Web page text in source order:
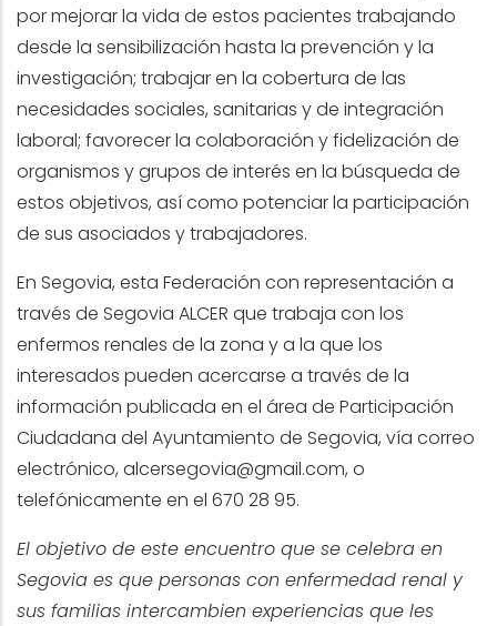
por mejorar la vida de estos pacientes trabajando
desde la sensibilización hasta la prevención y la
investigación; trabajar en la cobertura de las
necesidades sociales, sanitarias y de integración
laboral; favorecer la colaboración y fidelización de
organismos y grupos de interés en la búsqueda de
estos objetivos, así como potenciar la participación
de sus asociados y trabajadores.
En Segovia, esta Federación con representación a
través de Segovia ALCER que trabaja con los
enfermos renales de la zona y a la que los
interesados pueden acercarse a través de la
información publicada en el área de Participación
Ciudadana del Ayuntamiento de Segovia, vía correo
electrónico, alcersegovia@gmail.com, o
telefónicamente en el 670 28 95.
El objetivo de este encuentro que se celebra en
Segovia es que personas con enfermedad renal y
sus familias intercambien experiencias que les